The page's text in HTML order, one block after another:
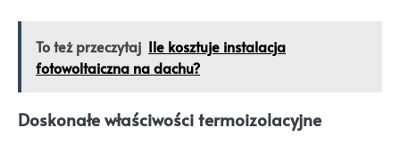
To też przeczytaj Ile kosztuje instalacja
fotowoltaiczna na dachu?
Doskonałe właściwości termoizolacyjne